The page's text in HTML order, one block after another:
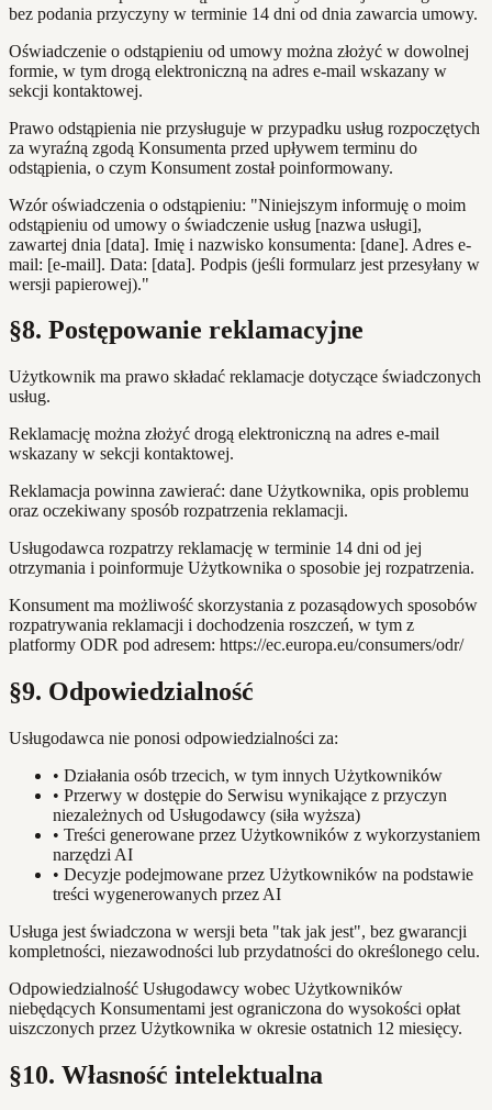
bez podania przyczyny w terminie 14 dni od dnia zawarcia umowy.
Oświadczenie o odstąpieniu od umowy można złożyć w dowolnej
formie, w tym drogą elektroniczną na adres e-mail wskazany w
sekcji kontaktowej.
Prawo odstąpienia nie przysługuje w przypadku usług rozpoczętych
za wyraźną zgodą Konsumenta przed upływem terminu do
odstąpienia, o czym Konsument został poinformowany.
Wzór oświadczenia o odstąpieniu: "Niniejszym informuję o moim
odstąpieniu od umowy o świadczenie usług [nazwa usługi],
zawartej dnia [data]. Imię i nazwisko konsumenta: [dane]. Adres e-
mail: [e-mail]. Data: [data]. Podpis (jeśli formularz jest przesyłany w
wersji papierowej)."
§8. Postępowanie reklamacyjne
Użytkownik ma prawo składać reklamacje dotyczące świadczonych
usług.
Reklamację można złożyć drogą elektroniczną na adres e-mail
wskazany w sekcji kontaktowej.
Reklamacja powinna zawierać: dane Użytkownika, opis problemu
oraz oczekiwany sposób rozpatrzenia reklamacji.
Usługodawca rozpatrzy reklamację w terminie 14 dni od jej
otrzymania i poinformuje Użytkownika o sposobie jej rozpatrzenia.
Konsument ma możliwość skorzystania z pozasądowych sposobów
rozpatrywania reklamacji i dochodzenia roszczeń, w tym z
platformy ODR pod adresem: https://ec.europa.eu/consumers/odr/
§9. Odpowiedzialność
Usługodawca nie ponosi odpowiedzialności za:
• Działania osób trzecich, w tym innych Użytkowników
• Przerwy w dostępie do Serwisu wynikające z przyczyn
niezależnych od Usługodawcy (siła wyższa)
• Treści generowane przez Użytkowników z wykorzystaniem
narzędzi AI
• Decyzje podejmowane przez Użytkowników na podstawie
treści wygenerowanych przez AI
Usługa jest świadczona w wersji beta "tak jak jest", bez gwarancji
kompletności, niezawodności lub przydatności do określonego celu.
Odpowiedzialność Usługodawcy wobec Użytkowników
niebędących Konsumentami jest ograniczona do wysokości opłat
uiszczonych przez Użytkownika w okresie ostatnich 12 miesięcy.
§10. Własność intelektualna